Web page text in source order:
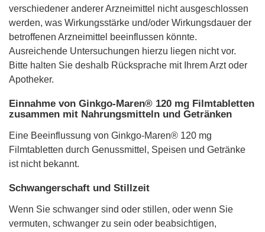
verschiedener anderer Arzneimittel nicht ausgeschlossen
werden, was Wirkungsstärke und/oder Wirkungsdauer der
betroffenen Arzneimittel beeinflussen könnte.
Ausreichende Untersuchungen hierzu liegen nicht vor.
Bitte halten Sie deshalb Rücksprache mit Ihrem Arzt oder
Apotheker.
Einnahme von Ginkgo-Maren® 120 mg Filmtabletten
zusammen mit Nahrungsmitteln und Getränken
Eine Beeinflussung von Ginkgo-Maren® 120 mg
Filmtabletten durch Genussmittel, Speisen und Getränke
ist nicht bekannt.
Schwangerschaft und Stillzeit
Wenn Sie schwanger sind oder stillen, oder wenn Sie
vermuten, schwanger zu sein oder beabsichtigen,